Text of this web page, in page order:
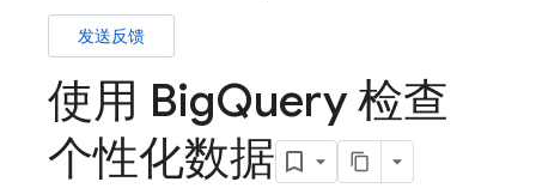
发送反馈
使用 BigQuery 检查
个性化数据